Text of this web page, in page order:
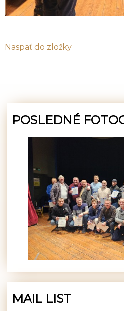
Naspäť do zložky
POSLEDNÉ
MAIL LIST